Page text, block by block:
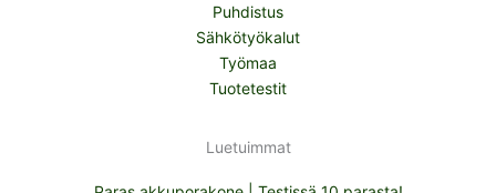
Puhdistus
Sähkötyökalut
Työmaa
Tuotetestit
Luetuimmat